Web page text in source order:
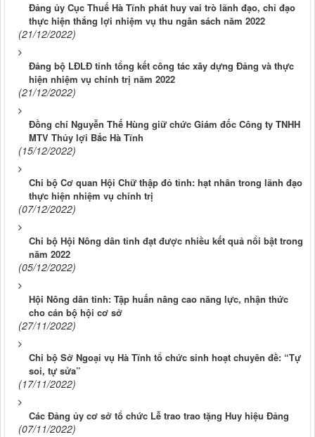
Đảng ủy Cục Thuế Hà Tĩnh phát huy vai trò lãnh đạo, chỉ đạo
thực hiện thắng lợi nhiệm vụ thu ngân sách năm 2022
(21/12/2022)
Đảng bộ LĐLĐ tỉnh tổng kết công tác xây dựng Đảng và thực
hiện nhiệm vụ chính trị năm 2022
(21/12/2022)
Đồng chí Nguyễn Thế Hùng giữ chức Giám đốc Công ty TNHH
MTV Thủy lợi Bắc Hà Tĩnh
(15/12/2022)
Chi bộ Cơ quan Hội Chữ thập đỏ tỉnh: hạt nhân trong lãnh đạo
thực hiện nhiệm vụ chính trị
(07/12/2022)
Chi bộ Hội Nông dân tỉnh đạt được nhiều kết quả nổi bật trong
năm 2022
(05/12/2022)
Hội Nông dân tỉnh: Tập huấn nâng cao năng lực, nhận thức
cho cán bộ hội cơ sở
(27/11/2022)
Chi bộ Sở Ngoại vụ Hà Tĩnh tổ chức sinh hoạt chuyên đề: “Tự
soi, tự sửa”
(17/11/2022)
Các Đảng ủy cơ sở tổ chức Lễ trao trao tặng Huy hiệu Đảng
(07/11/2022)